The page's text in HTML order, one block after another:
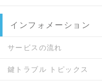
インフォメーション
サービスの流れ
鍵トラブル トピックス